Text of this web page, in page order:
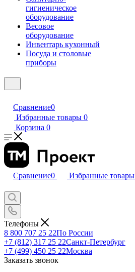
гигиеническое
оборудование
Весовое
оборудование
Инвентарь кухонный
Посуда и столовые
приборы
Сравнение0
Избранные товары 0
Корзина 0
Сравнение0 Избранные товары
Телефоны
8 800 707 25 22По России
+7 (812) 317 25 22Санкт-Петербург
+7 (499) 450 25 22Москва
Заказать звонок